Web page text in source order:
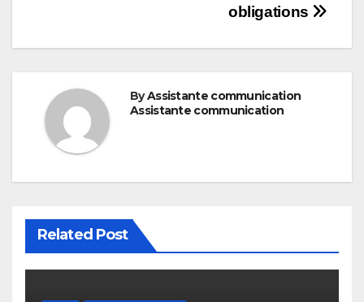
obligations
ByAssistante communication
Assistante communication
Related Post